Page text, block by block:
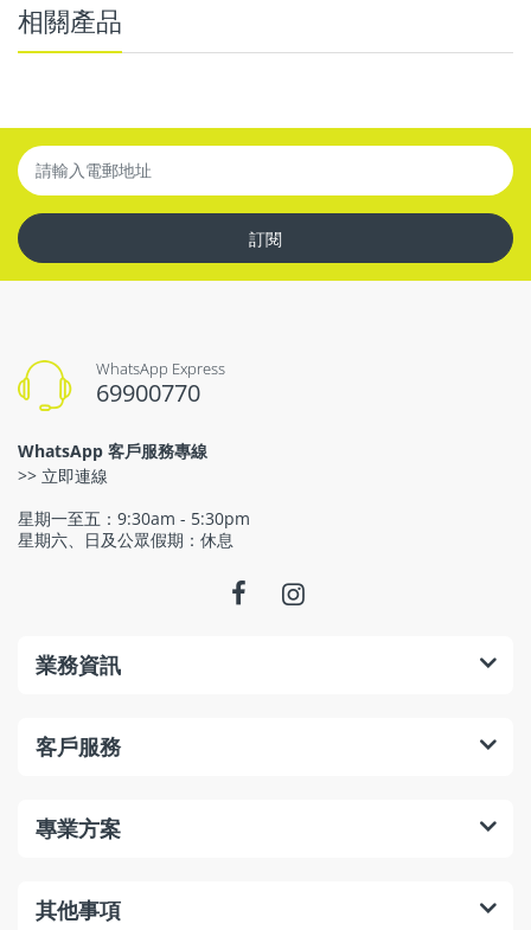
、過電 、過功率及
輸入:12-24V 4.5A Max. |
12V 3A / 20V 2.25A (45W Max.) [USB-A] 5V 4.5A / 9V 3A /
外殻材質:鋁金屬 |
相關產品
訂閱
WhatsApp Express
69900770
WhatsApp 客戶服務專線
>> 立即連線
星期一至五：9:30am - 5:30pm
星期六、日及公眾假期：休息
業務資訊
客戶服務
專業方案
其他事項